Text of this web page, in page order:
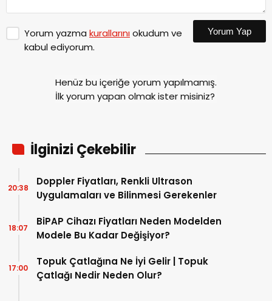
Yorum yazma kurallarınıokudum ve
kabul ediyorum.
Yorum Yap
Henüz bu içeriğe yorum yapılmamış.
İlk yorum yapan olmak ister misiniz?
İlginizi Çekebilir
Doppler Fiyatları, Renkli Ultrason
Uygulamaları ve Bilinmesi Gerekenler
20:38
BiPAP Cihazı Fiyatları Neden Modelden
Modele Bu Kadar Değişiyor?
18:07
Topuk Çatlağına Ne İyi Gelir | Topuk
Çatlağı Nedir Neden Olur?
17:00